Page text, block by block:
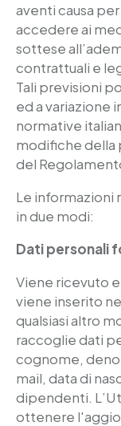
aventi causa
accedere ai
sottese
contrattuali e
Tali previsioni
ed a variazione
normative
modifiche della
del
Le informazioni
in due modi:
Dati personali
Viene ricevuto
viene inserito
qualsiasi altro
raccoglie dati
cognome,
mail, data di
dipendenti.
ottenere